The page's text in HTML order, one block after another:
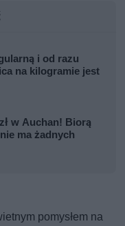
i od razu
na kilogramie jest
w Auchan! Biorą
ma żadnych
pomysłem na